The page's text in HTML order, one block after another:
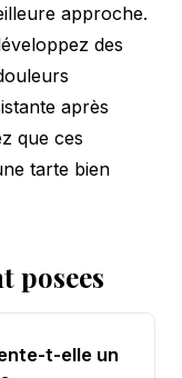
approche.
des
après
que ces
tarte bien
posees
t-elle un